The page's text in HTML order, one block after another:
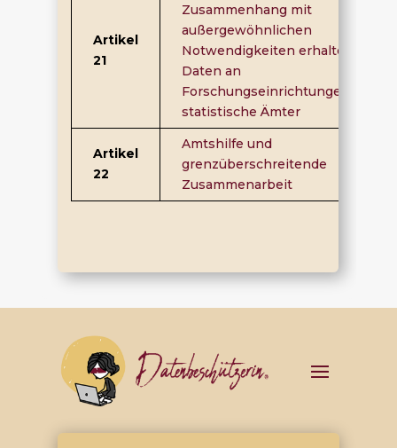
Artikel
21
Zusammenhang mit
außergewöhnlichen
Notwendigkeiten erhaltenen
Daten an
Forschungseinrichtungen oder
statistische Ämter
Artikel
22
Amtshilfe und
grenzüberschreitende
Zusammenarbeit